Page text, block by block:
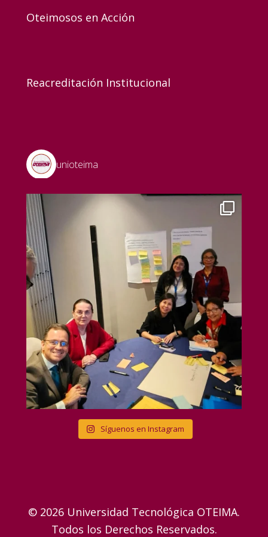
Oteimosos en Acción
Reacreditación Institucional
unioteima
Síguenos en Instagram
© 2026 Universidad Tecnológica OTEIMA.
Todos los Derechos Reservados.